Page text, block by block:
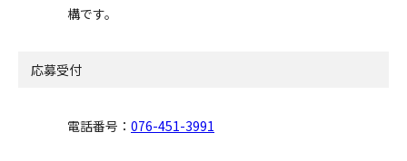
構です。
応募受付
電話番号： 076-451-3991